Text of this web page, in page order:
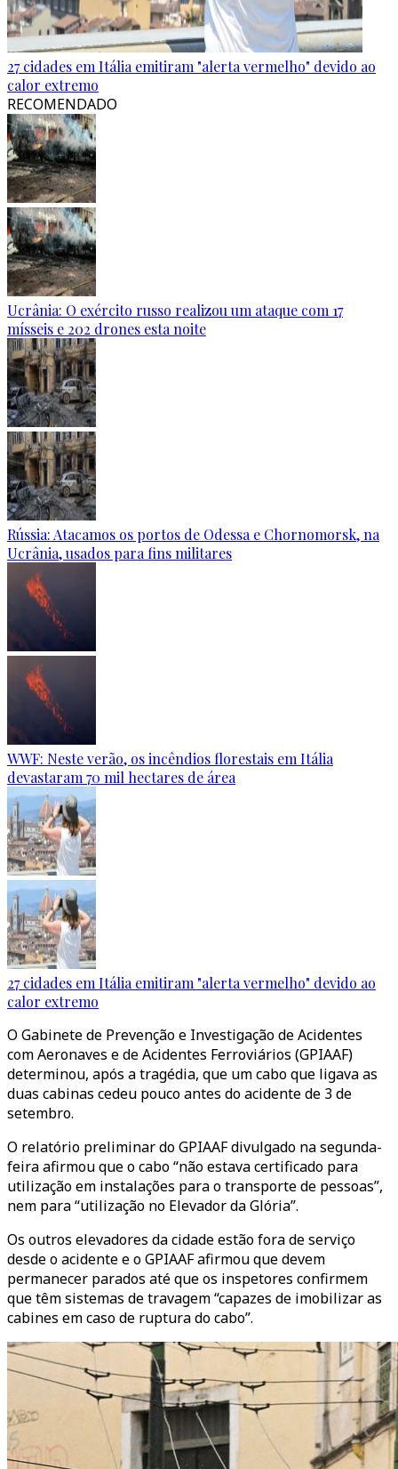
27 cidades em Itália emitiram "alerta vermelho" devido ao
calor extremo
RECOMENDADO
Ucrânia: O exército russo realizou um ataque com 17
mísseis e 202 drones esta noite
Rússia: Atacamos os portos de Odessa e Chornomorsk, na
Ucrânia, usados para fins militares
WWF: Neste verão, os incêndios florestais em Itália
devastaram 70 mil hectares de área
27 cidades em Itália emitiram "alerta vermelho" devido ao
calor extremo
O Gabinete de Prevenção e Investigação de Acidentes
com Aeronaves e de Acidentes Ferroviários (GPIAAF)
determinou, após a tragédia, que um cabo que ligava as
duas cabinas cedeu pouco antes do acidente de 3 de
setembro.
O relatório preliminar do GPIAAF divulgado na segunda-
feira afirmou que o cabo “não estava certificado para
utilização em instalações para o transporte de pessoas”,
nem para “utilização no Elevador da Glória”.
Os outros elevadores da cidade estão fora de serviço
desde o acidente e o GPIAAF afirmou que devem
permanecer parados até que os inspetores confirmem
que têm sistemas de travagem “capazes de imobilizar as
cabines em caso de ruptura do cabo”.